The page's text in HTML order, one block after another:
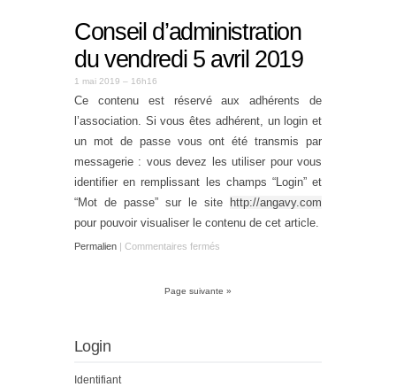
Conseil d’administration
du vendredi 5 avril 2019
1 mai 2019 – 16h16
Ce contenu est réservé aux adhérents de
l’association. Si vous êtes adhérent, un login et
un mot de passe vous ont été transmis par
messagerie : vous devez les utiliser pour vous
identifier en remplissant les champs “Login” et
“Mot de passe” sur le site
http://angavy.com
pour pouvoir visualiser le contenu de cet article.
Permalien | Commentaires fermés
Page suivante »
Login
Identifiant